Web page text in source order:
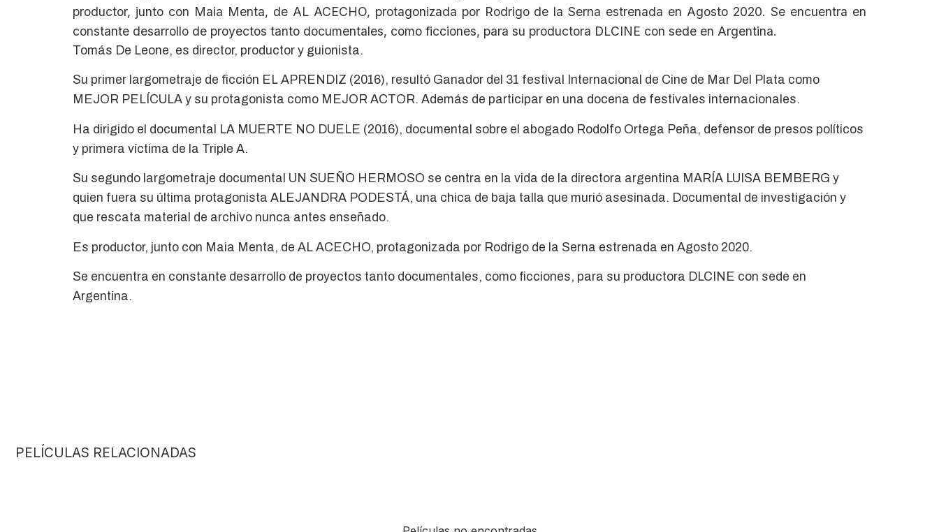
productor, junto con Maia Menta, de AL ACECHO, protagonizada por Rodrigo de la Serna estrenada en Agosto 2020. Se encuentra en
constante desarrollo de proyectos tanto documentales, como ficciones, para su productora DLCINE con sede en Argentina.
Tomás De Leone, es director, productor y guionista.
Su primer largometraje de ficción EL APRENDIZ (2016), resultó Ganador del 31 festival Internacional de Cine de Mar Del Plata como
MEJOR PELÍCULA y su protagonista como MEJOR ACTOR. Además de participar en una docena de festivales internacionales.
Ha dirigido el documental LA MUERTE NO DUELE (2016), documental sobre el abogado Rodolfo Ortega Peña, defensor de presos políticos
y primera víctima de la Triple A.
Su segundo largometraje documental UN SUEÑO HERMOSO se centra en la vida de la directora argentina MARÍA LUISA BEMBERG y
quien fuera su última protagonista ALEJANDRA PODESTÁ, una chica de baja talla que murió asesinada. Documental de investigación y
que rescata material de archivo nunca antes enseñado.
Es productor, junto con Maia Menta, de AL ACECHO, protagonizada por Rodrigo de la Serna estrenada en Agosto 2020.
Se encuentra en constante desarrollo de proyectos tanto documentales, como ficciones, para su productora DLCINE con sede en
Argentina.
PELÍCULAS RELACIONADAS